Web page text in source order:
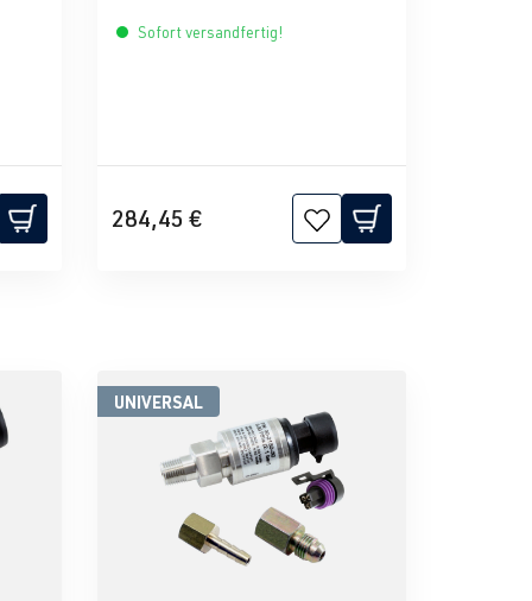
Sofort versandfertig!
284,45 €
UNIVERSAL